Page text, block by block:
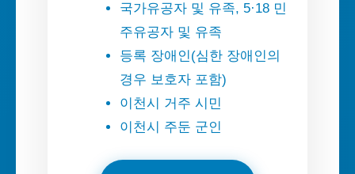
국가유공자 및 유족, 5·18 민
주유공자 및 유족
등록 장애인(심한 장애인의
경우 보호자 포함)
이천시 거주 시민
이천시 주둔 군인